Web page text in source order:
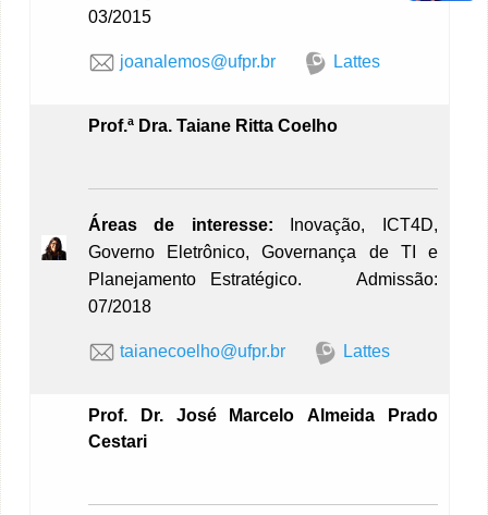
03/2015
joanalemos@ufpr.br Lattes
Prof.ª Dra. Taiane Ritta Coelho
Áreas de interesse:
Inovação, ICT4D,
Governo Eletrônico, Governança de TI e
Planejamento Estratégico. Admissão:
07/2018
taianecoelho@ufpr.br Lattes
Prof. Dr. José Marcelo Almeida Prado
Cestari